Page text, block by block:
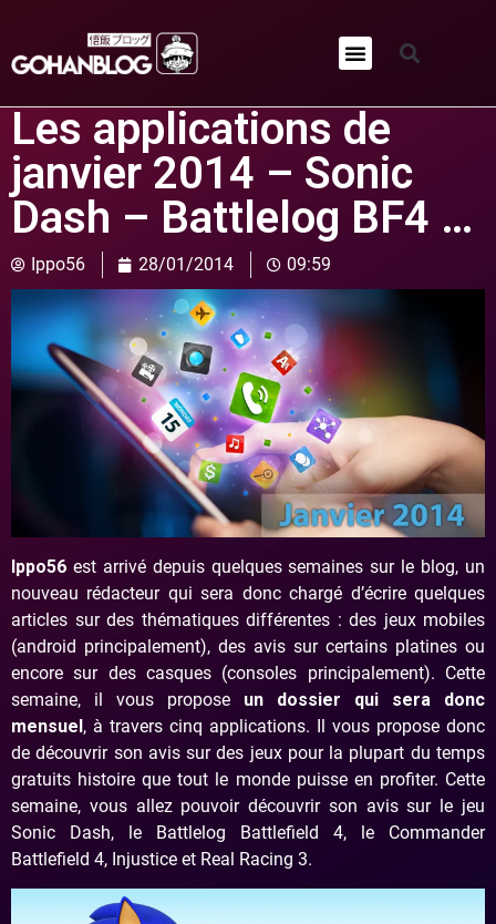
Les applications de
janvier 2014 – Sonic
Dash – Battlelog BF4 …
Ippo56 28/01/2014 09:59
Ippo56 est arrivé depuis quelques semaines sur le blog, un
nouveau rédacteur qui sera donc chargé d’écrire quelques
articles sur des thématiques différentes : des jeux mobiles
(android principalement), des avis sur certains platines ou
encore sur des casques (consoles principalement). Cette
semaine, il vous propose un dossier qui sera donc
mensuel, à travers cinq applications. Il vous propose donc
de découvrir son avis sur des jeux pour la plupart du temps
gratuits histoire que tout le monde puisse en profiter. Cette
semaine, vous allez pouvoir découvrir son avis sur le jeu
Sonic Dash, le Battlelog Battlefield 4, le Commander
Battlefield 4, Injustice et Real Racing 3.